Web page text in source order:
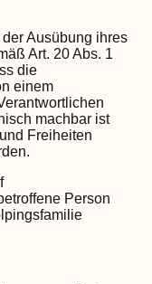
Ausübung ihres
Art. 20 Abs. 1
die
einem
machbar ist
Freiheiten
Person